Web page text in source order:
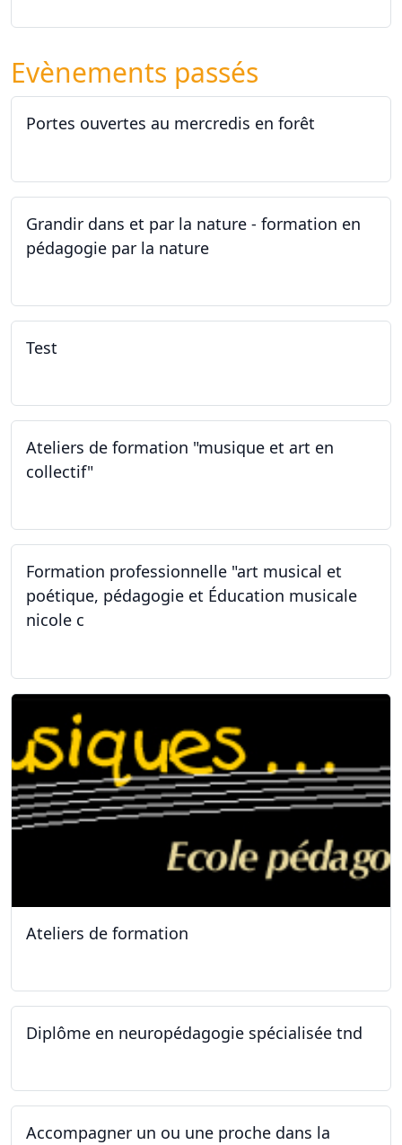
Evènements passés
Portes ouvertes au mercredis en forêt
Grandir dans et par la nature - formation en
pédagogie par la nature
Test
Ateliers de formation "musique et art en
collectif"
Formation professionnelle "art musical et
poétique, pédagogie et Éducation musicale
nicole c
Ateliers de formation
Diplôme en neuropédagogie spécialisée tnd
Accompagner un ou une proche dans la